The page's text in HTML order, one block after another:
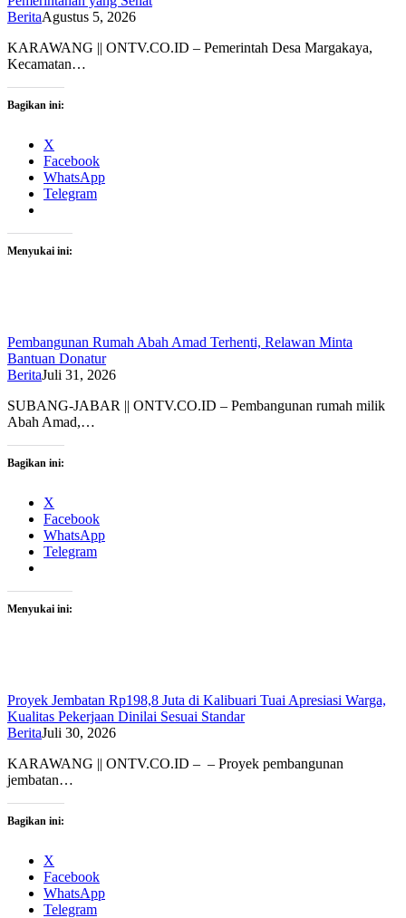
BeritaAgustus 5, 2026
KARAWANG || ONTV.CO.ID – Pemerintah Desa Margakaya,
Kecamatan…
Bagikan ini:
X
Facebook
WhatsApp
Telegram
Menyukai ini:
Pembangunan Rumah Abah Amad Terhenti, Relawan Minta
Bantuan Donatur
BeritaJuli 31, 2026
SUBANG-JABAR || ONTV.CO.ID – Pembangunan rumah milik
Abah Amad,…
Bagikan ini:
X
Facebook
WhatsApp
Telegram
Menyukai ini:
Proyek Jembatan Rp198,8 Juta di Kalibuari Tuai Apresiasi Warga,
Kualitas Pekerjaan Dinilai Sesuai Standar
BeritaJuli 30, 2026
KARAWANG || ONTV.CO.ID – – Proyek pembangunan
jembatan…
Bagikan ini:
X
Facebook
WhatsApp
Telegram